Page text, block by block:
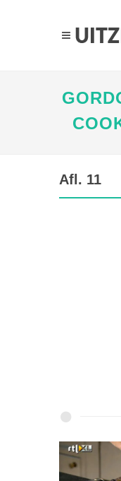
Afl. 11